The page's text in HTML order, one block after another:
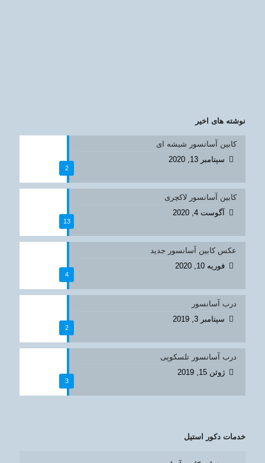
نوشته های اخیر
2
کابین آسانسور شیشه ای
سپتامبر 13, 2020
13
کابین آسانسور لاکچری
آگوست 4, 2020
4
عکس کابین آسانسور جدید
فوریه 10, 2020
2
درب آسانسور
سپتامبر 3, 2019
3
درب آسانسور تلسکوپی
ژوئن 15, 2019
خدمات دکور استیل